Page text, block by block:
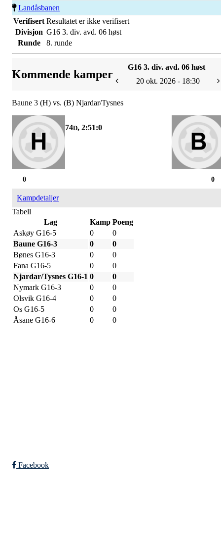
Landåsbanen
Verifisert Resultatet er ikke verifisert
Divisjon G16 3. div. avd. 06 høst
Runde
8. runde
Kommende kamper
G16 3. div. avd. 06 høst
20 okt. 2026 - 18:30
Baune 3 (H) vs. (B) Njardar/Tysnes
74D, 2:51:0
0
0
Kampdetaljer
Tabell
Lag
Kamp Poeng
Askøy G16-5
0
0
Baune G16-3
0
0
Bønes G16-3
0
0
Fana G16-5
0
0
Njardar/Tysnes G16-1 0
0
Nymark G16-3
0
0
Olsvik G16-4
0
0
Os G16-5
0
0
Åsane G16-6
0 0
Facebook